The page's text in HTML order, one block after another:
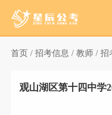
首页 / 招考信息 / 教师 / 招
观山湖区第十四中学